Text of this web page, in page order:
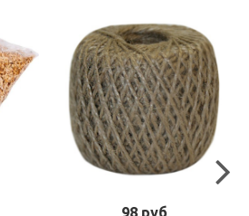
98 руб